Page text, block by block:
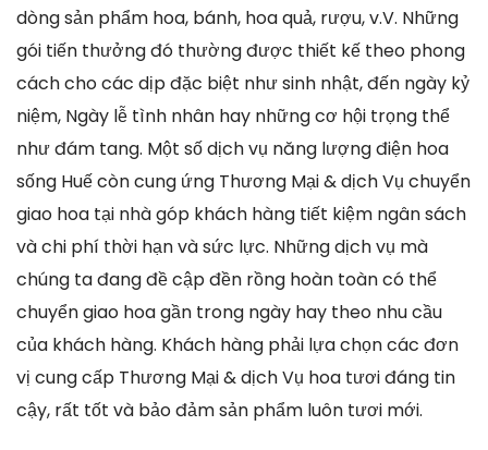
dòng sản phẩm hoa, bánh, hoa quả, rượu, v.V. Những
gói tiến thưởng đó thường được thiết kế theo phong
cách cho các dịp đặc biệt như sinh nhật, đến ngày kỷ
niệm, Ngày lễ tình nhân hay những cơ hội trọng thể
như đám tang. Một số dịch vụ năng lượng điện hoa
sống Huế còn cung ứng Thương Mại & dịch Vụ chuyển
giao hoa tại nhà góp khách hàng tiết kiệm ngân sách
và chi phí thời hạn và sức lực. Những dịch vụ mà
chúng ta đang đề cập đền rồng hoàn toàn có thể
chuyển giao hoa gần trong ngày hay theo nhu cầu
của khách hàng. Khách hàng phải lựa chọn các đơn
vị cung cấp Thương Mại & dịch Vụ hoa tươi đáng tin
cậy, rất tốt và bảo đảm sản phẩm luôn tươi mới.